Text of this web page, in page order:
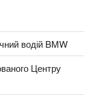
водій BMW
Центру